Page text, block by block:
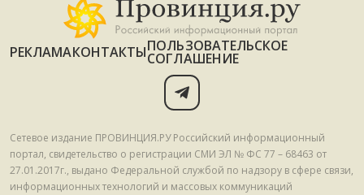
РЕКЛАМАКОНТАКТЫПОЛЬЗОВАТЕЛЬСКОЕ
СОГЛАШЕНИЕ
Сетевое издание ПРОВИНЦИЯ.РУ Российский информационный
портал, свидетельство о регистрации СМИ ЭЛ № ФС 77 – 68463 от
27.01.2017г., выдано Федеральной службой по надзору в сфере связи,
информационных технологий и массовых коммуникаций